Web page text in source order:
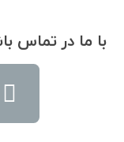
با ما در تماس